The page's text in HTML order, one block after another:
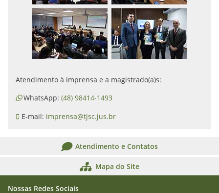
Atendimento à imprensa e a magistrado(a)s:
WhatsApp: (48) 98414-1493
E-mail: imprensa@tjsc.jus.br
Atendimento e Contatos
Mapa do Site
Nossas Redes Sociais